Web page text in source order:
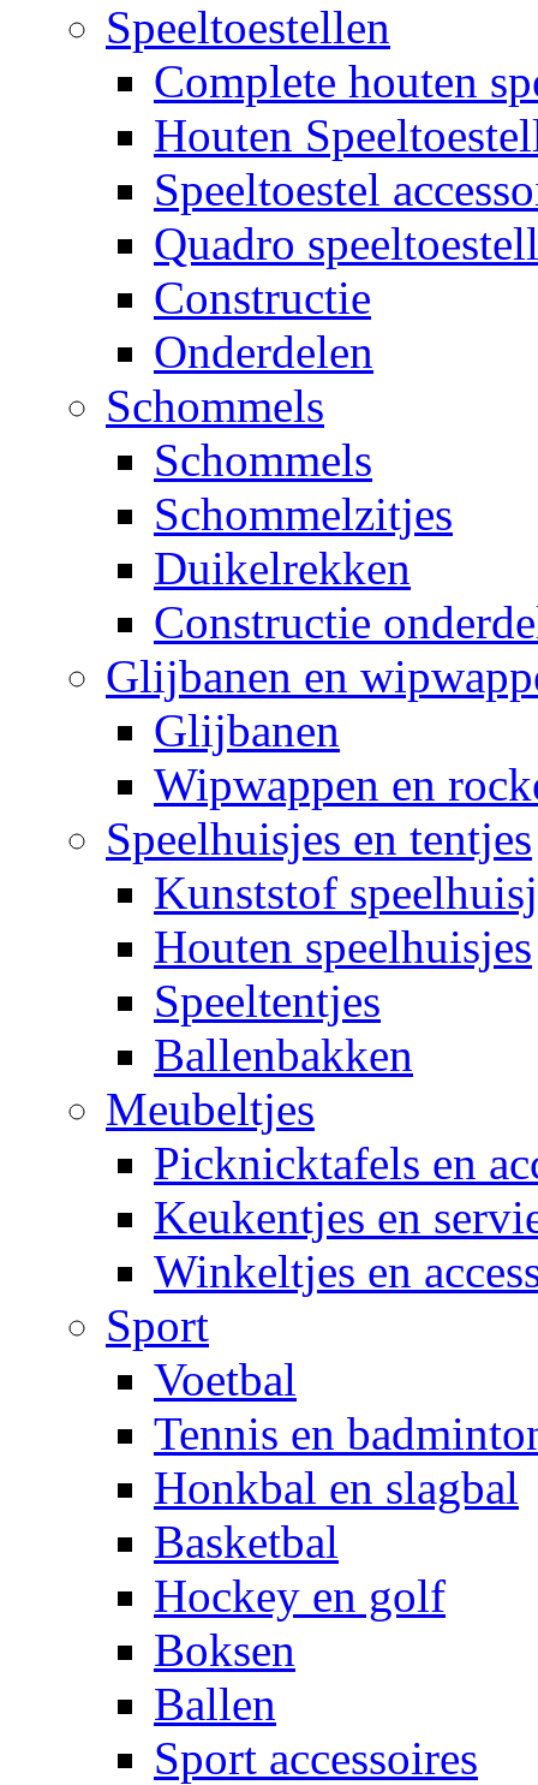
Speeltoestellen
Complete houten
Houten
Speeltoestel
Quadro
Constructie
Onderdelen
Schommels
Schommels
Schommelzitjes
Duikelrekken
Constructie
Glijbanen en
Glijbanen
Wipwappen en
Speelhuisjes en tentjes
Kunststof
Houten speelhuisjes
Speeltentjes
Ballenbakken
Meubeltjes
Picknicktafels en
Keukentjes en
Winkeltjes en
Sport
Voetbal
Tennis en
Honkbal en slagbal
Basketbal
Hockey en golf
Boksen
Ballen
Sport accessoires